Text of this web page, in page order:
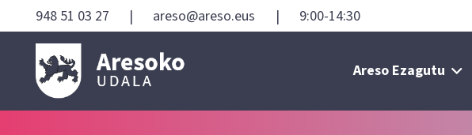
948 51 03 27 | areso@areso.eus | 9:00-14:30
Areso Ezagutu